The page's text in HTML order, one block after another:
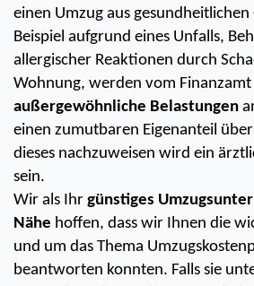
einen Umzug aus
Beispiel aufgrund eines Unfalls,
allergischer Reaktionen durch
außergewöhnliche Belastungen
einen zumutbaren Eigenanteil
dieses nachzuweisen wird ein
sein.
Wir als Ihr günstiges
Nähe hoffen, dass wir Ihnen die
und um das Thema
beantworten konnten. Falls sie